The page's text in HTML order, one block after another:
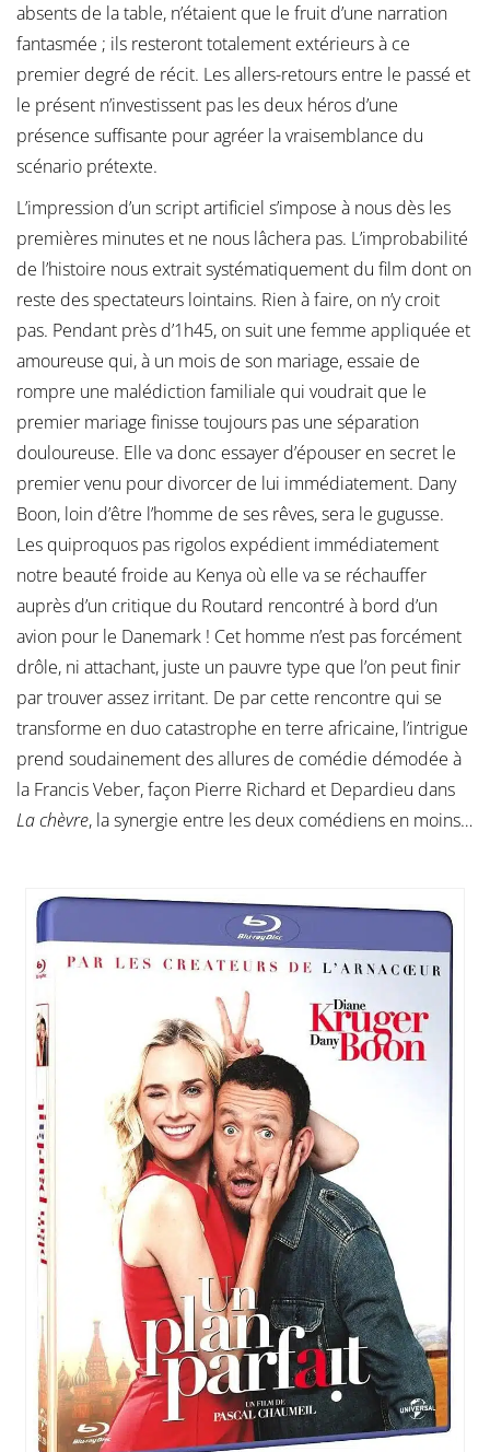
absents de la table, n’étaient que le fruit d’une narration
fantasmée ; ils resteront totalement extérieurs à ce
premier degré de récit. Les allers-retours entre le passé et
le présent n’investissent pas les deux héros d’une
présence suffisante pour agréer la vraisemblance du
scénario prétexte.
L’impression d’un script artificiel s’impose à nous dès les
premières minutes et ne nous lâchera pas. L’improbabilité
de l’histoire nous extrait systématiquement du film dont on
reste des spectateurs lointains. Rien à faire, on n’y croit
pas. Pendant près d’1h45, on suit une femme appliquée et
amoureuse qui, à un mois de son mariage, essaie de
rompre une malédiction familiale qui voudrait que le
premier mariage finisse toujours pas une séparation
douloureuse. Elle va donc essayer d’épouser en secret le
premier venu pour divorcer de lui immédiatement. Dany
Boon, loin d’être l’homme de ses rêves, sera le gugusse.
Les quiproquos pas rigolos expédient immédiatement
notre beauté froide au Kenya où elle va se réchauffer
auprès d’un critique du Routard rencontré à bord d’un
avion pour le Danemark ! Cet homme n’est pas forcément
drôle, ni attachant, juste un pauvre type que l’on peut finir
par trouver assez irritant. De par cette rencontre qui se
transforme en duo catastrophe en terre africaine, l’intrigue
prend soudainement des allures de comédie démodée à
la Francis Veber, façon Pierre Richard et Depardieu dans
La chèvre, la synergie entre les deux comédiens en moins…